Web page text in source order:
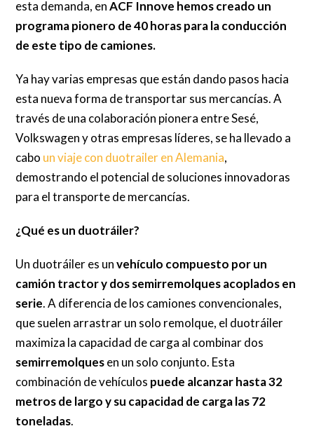
esta demanda, enACF Innove hemos creado un
programa pionero de 40 horas para la conducción
de este tipo de camiones.
Ya hay varias empresas que están dando pasos hacia
esta nueva forma de transportar sus mercancías. A
través de una colaboración pionera entre Sesé,
Volkswagen y otras empresas líderes, se ha llevado a
cabo un viaje con duotrailer en Alemania,
demostrando el potencial de soluciones innovadoras
para el transporte de mercancías.
¿Qué es un duotráiler?
Un duotráiler es unvehículo compuesto por un
camión tractor y dos semirremolques acoplados en
serie. A diferencia de los camiones convencionales,
que suelen arrastrar un solo remolque, el duotráiler
maximiza la capacidad de carga al combinar dos
semirremolquesen un solo conjunto. Esta
combinación de vehículos puede alcanzar hasta 32
metros de largo y su capacidad de carga las 72
toneladas.